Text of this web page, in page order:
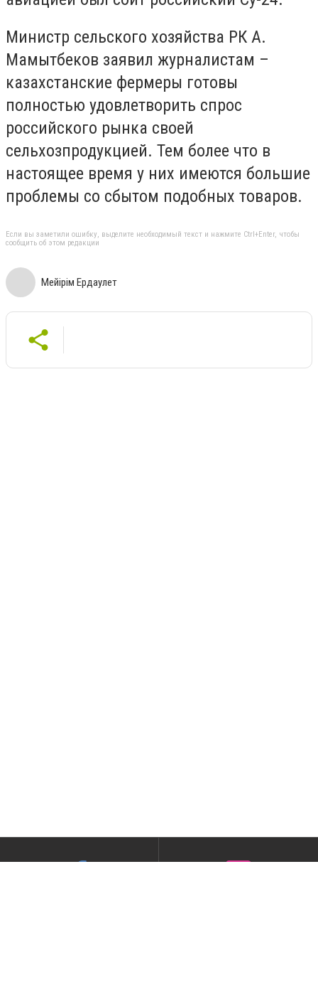
Министр сельского хозяйства РК А.
Мамытбеков заявил журналистам –
казахстанские фермеры готовы
полностью удовлетворить спрос
российского рынка своей
сельхозпродукцией. Тем более что в
настоящее время у них имеются большие
проблемы со сбытом подобных товаров.
Если вы заметили ошибку, выделите необходимый текст и нажмите Ctrl+Enter, чтобы
сообщить об этом редакции
Мейiрiм Ердаулет